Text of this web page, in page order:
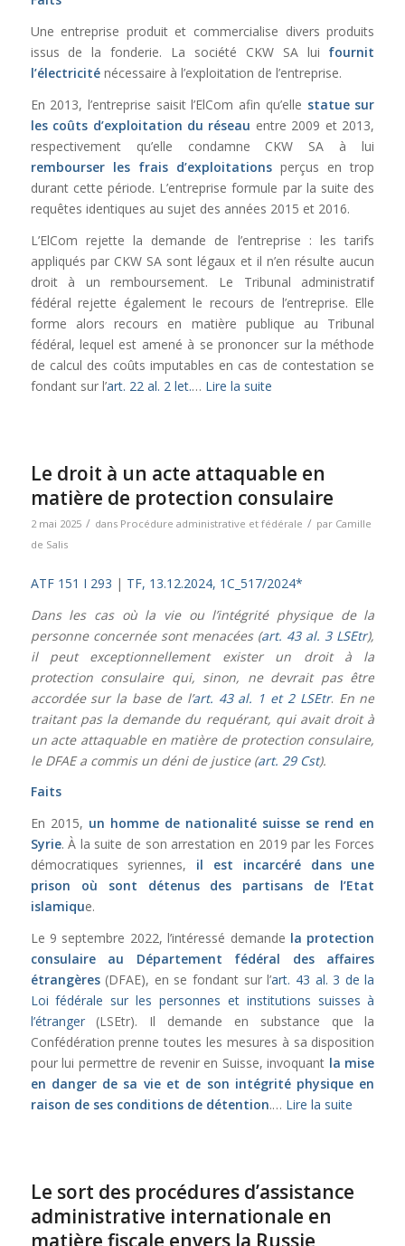
Une entreprise produit et commercialise divers produits
issus de la fonderie. La société CKW SA lui fournit
l’électriciténécessaire à l’exploitation de l’entreprise.
En 2013, l’entreprise saisit l’ElCom afin qu’elle statue sur
les coûts d’exploitation du réseau entre 2009 et 2013,
respectivement qu’elle condamne CKW SA à lui
rembourser les frais d’exploitations perçus en trop
durant cette période. L’entreprise formule par la suite des
requêtes identiques au sujet des années 2015 et 2016.
L’ElCom rejette la demande de l’entreprise : les tarifs
appliqués par CKW SA sont légaux et il n’en résulte aucun
droit à un remboursement. Le Tribunal administratif
fédéral rejette également le recours de l’entreprise. Elle
forme alors recours en matière publique au Tribunal
fédéral, lequel est amené à se prononcer sur la méthode
de calcul des coûts imputables en cas de contestation se
fondant sur l’art. 22 al. 2 let.… Lire la suite
Le droit à un acte attaquable en
matière de protection consulaire
2 mai 2025 / dans Procédure administrative et fédérale / par Camille
de Salis
ATF 151 I 293 | TF, 13.12.2024, 1C_517/2024*
Dans les cas où la vie ou l’intégrité physique de la
personne concernée sont menacées (art. 43 al. 3 LSEtr),
il peut exceptionnellement exister un droit à la
protection consulaire qui, sinon, ne devrait pas être
accordée sur la base de l’art. 43 al. 1 et 2 LSEtr. En ne
traitant pas la demande du requérant, qui avait droit à
un acte attaquable en matière de protection consulaire,
le DFAE a commis un déni de justice (art. 29 Cst).
Faits
En 2015, un homme de nationalité suisse se rend en
Syrie. À la suite de son arrestation en 2019 par les Forces
démocratiques syriennes, il est incarcéré dans une
prison où sont détenus des partisans de l’Etat
islamique.
Le 9 septembre 2022, l’intéressé demande la protection
consulaire au Département fédéral des affaires
étrangères(DFAE), en se fondant sur l’art. 43 al. 3 de la
Loi fédérale sur les personnes et institutions suisses à
l’étranger(LSEtr). Il demande en substance que la
Confédération prenne toutes les mesures à sa disposition
pour lui permettre de revenir en Suisse, invoquant la mise
en danger de sa vie et de son intégrité physique en
raison de ses conditions de détention.… Lire la suite
Le sort des procédures d’assistance
administrative internationale en
matière fiscale envers la Russie